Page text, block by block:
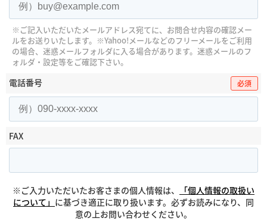
※ご記入いただいたメールアドレス宛てに、お問合せ内容の確認メー
ルをお送りいたします。 ※Yahoo!メールなどのフリーメールをご利用
の場合、迷惑メールフォルダに入る場合があります。 迷惑メールのフ
ォルダ・設定等をご確認下さい。
電話番号 必須
FAX
※ご入力いただいたお客さまの個人情報は、
「個人情報の取扱い
について」 に基づき適正に取り扱います。必ずお読みになり、同
意の上お問い合わせください。